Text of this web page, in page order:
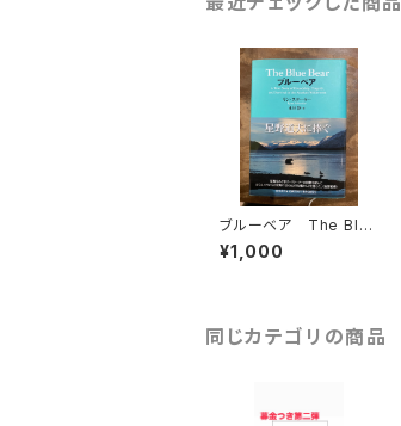
ブルーベア The Blu
e Bear
¥1,000
同じカテゴリの商品